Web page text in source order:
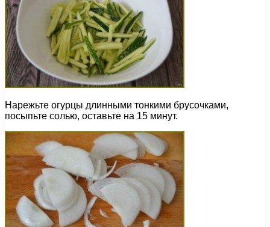
Нарежьте огурцы длинными тонкими брусочками,
посыпьте солью, оставьте на 15 минут.